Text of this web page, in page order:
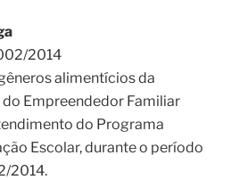
2014
alimentícios da
Empreendedor Familiar
do Programa
Escolar, durante o período
2014.